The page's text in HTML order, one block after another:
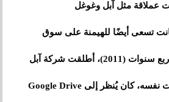
عملاقة مثل آبل وغوغل
تسعى أيضًا للهيمنة على سوق
التخزين السحابي. وبعد أربع سنوات (2011)، أطلقت شركة آبل
خدمة iCloud. وفي الوقت نفسه، كان يُنظر إلى Google Drive